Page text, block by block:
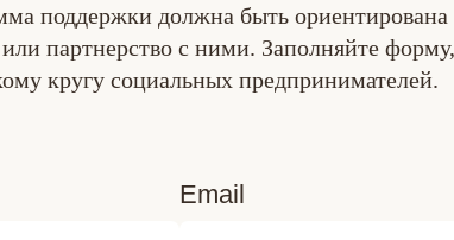
поддержки должна быть
партнерство с ними. Заполняйте
кругу социальных предпринимателей.
Email